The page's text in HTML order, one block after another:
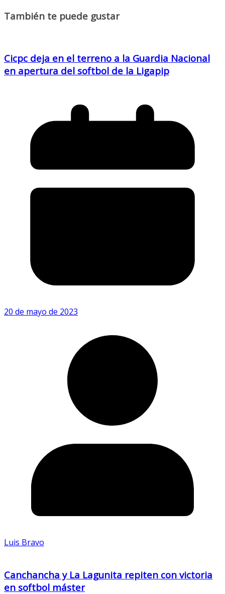
También te puede gustar
Cicpc deja en el terreno a la Guardia Nacional
en apertura del softbol de la Ligapip
20 de mayo de 2023
Luis Bravo
Canchancha y La Lagunita repiten con victoria
en softbol máster